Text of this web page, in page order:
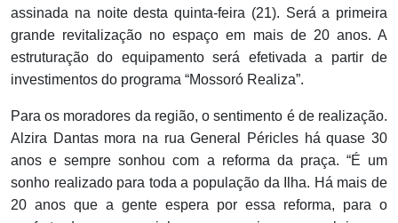
assinada na noite desta quinta-feira (21). Será a primeira
grande revitalização no espaço em mais de 20 anos. A
estruturação do equipamento será efetivada a partir de
investimentos do programa “Mossoró Realiza”.
Para os moradores da região, o sentimento é de realização.
Alzira Dantas mora na rua General Péricles há quase 30
anos e sempre sonhou com a reforma da praça. “É um
sonho realizado para toda a população da Ilha. Há mais de
20 anos que a gente espera por essa reforma, para o